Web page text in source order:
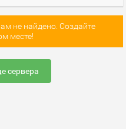
не найдено. Создайте
месте!
сервера